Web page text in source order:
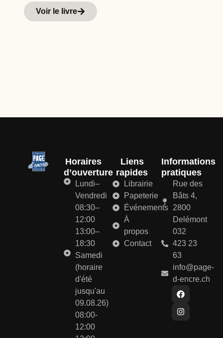
Voir le livre
Horaires
d’ouverture
Lundi–
Vendredi
08:30–
12:00
13:00–
18:30
Samedi
(horaire
d'été
jusqu'au
09.08.26)
08:00-
12:00
Liens
rapides
Librairie
Papeterie
Événements
À
propos
Contact
Informations
pratiques
Rue des
Bâts 4,
2800
Delémont
032
423 23
63
info@page-
d-encre.ch